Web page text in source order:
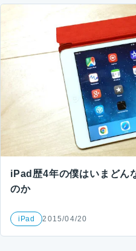
iPad歴4年の僕はいまどん
のか
iPad 2015/04/20